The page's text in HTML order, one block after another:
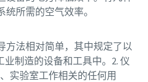
所需的空气效率。
方法相对简单，其中规定了以
业制造的设备和工具中。2. 仪
实验室工作相关的任何用